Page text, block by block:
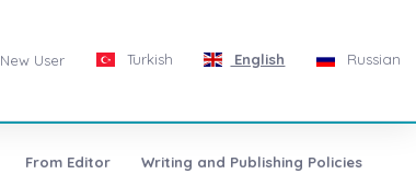
New User Turkish English Russian
From Editor Writing and Publishing Policies